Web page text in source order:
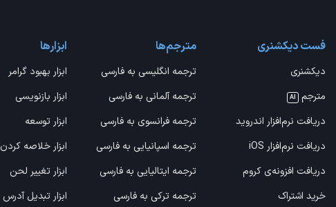
فست دیکشنری
دیکشنری
مترجم
AI
دریافت نرم‌افزار اندروید
دریافت نرم‌افزار iOS
دریافت افزونه‌ی کروم
خرید اشتراک
مترجم‌ها
ترجمه انگلیسی به فارسی
ترجمه آلمانی به فارسی
ترجمه فرانسوی به فارسی
ترجمه اسپانیایی به فارسی
ترجمه ایتالیایی به فارسی
ترجمه ترکی به فارسی
ابزارها
ابزار بهبود گرامر
ابزار بازنویسی
ابزار توسعه
ابزار خلاصه کردن
ابزار تغییر لحن
ابزار تبدیل آدرس